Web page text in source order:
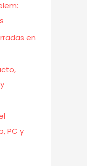
en
PC y